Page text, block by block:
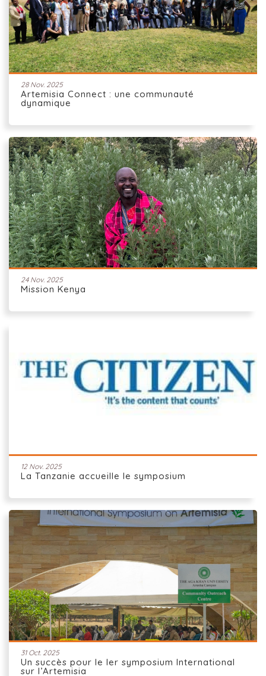
28 Nov. 2025
Artemisia Connect : une communauté
dynamique
24 Nov. 2025
Mission Kenya
12 Nov. 2025
La Tanzanie accueille le symposium
31 Oct. 2025
Un succès pour le Ier symposium International
sur l’Artemisia